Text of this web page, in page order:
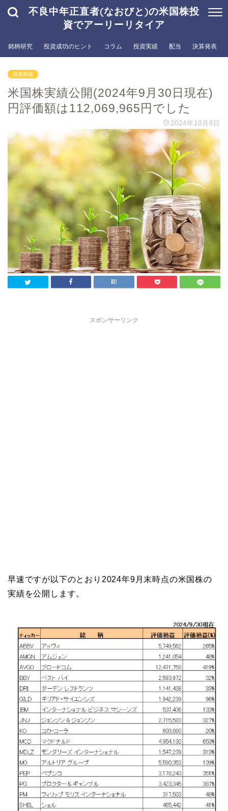
不良中年正直者(なおびと)の米国株投
資でアーリーリタイア
銘柄研究 投資成功のヒント コラム 投資実績 配当 決算発表
投資実績
米国株実績公開(2024年9月30日現在)
円評価額は112,069,965円でした
2024年10月8日
スポンサーリンク
早速ですが以下のとおり2024年9月末時点の米国株の
実績を公開します。